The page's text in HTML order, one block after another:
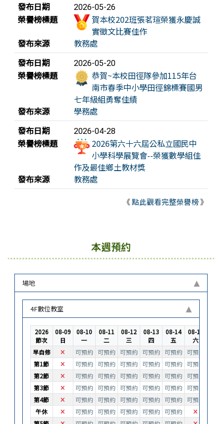
發布日期
2026-05-26
榮譽榜標題
賀本校202班張茗瑄榮獲永慶誠
實徵文比賽佳作
發布來源
教務處
發布日期
2026-05-20
榮譽榜標題
恭賀~本校田徑隊參加115年台
南市春季中小學田徑錦標賽國男
七年級組勇奪佳績
發布來源
學務處
發布日期
2026-04-28
榮譽榜標題
2026第六十六屆公私立國民中
小學科學展覽會--榮獲數學組佳
作及最佳鄉土教材獎
發布來源
教務處
《點此觀看完整榮譽榜》
本週預約
場地
4F數位教室
2026
節次
08-09
日
08-10
一
08-11
二
08-12
三
08-13
四
08-14
五
08-15
六
早自修
不可預約
可預約 可預約 可預約 可預約 可預約
可預約
第1節
不可預約
可預約 可預約 可預約 可預約 可預約
可預約
第2節
不可預約
可預約 可預約 可預約 可預約 可預約
可預約
第3節
不可預約
可預約 可預約 可預約 可預約 可預約
可預約
第4節
不可預約
可預約 可預約 可預約 可預約 可預約
可預約
午休
不可預約
可預約 可預約 可預約 可預約 可預約